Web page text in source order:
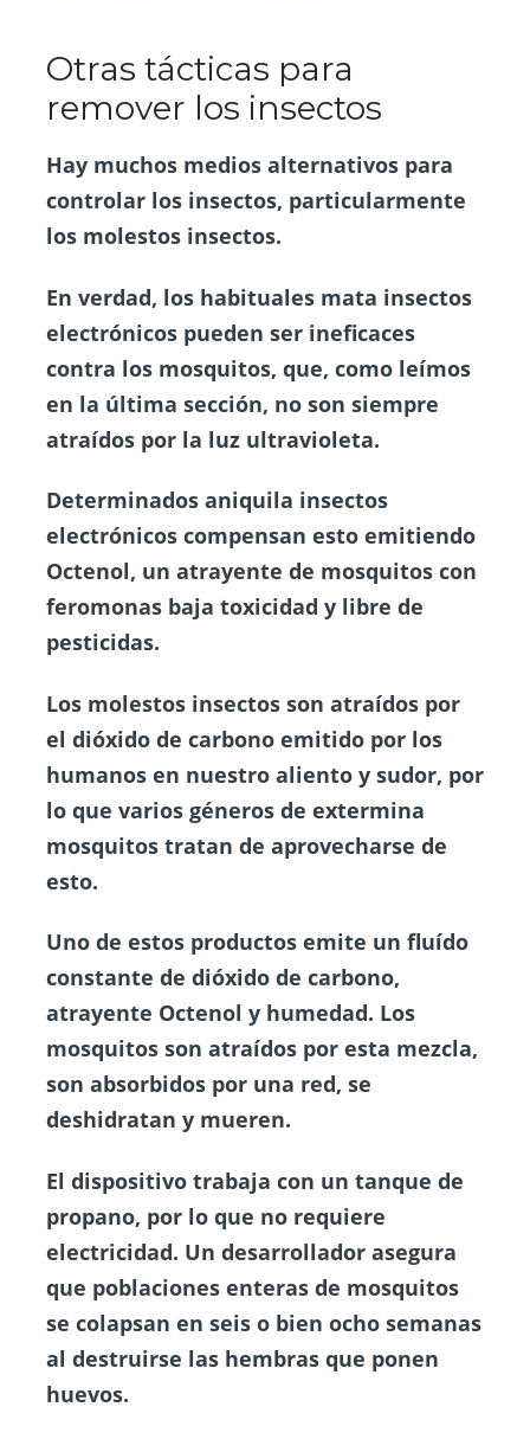
Otras tácticas para
remover los insectos
Hay muchos medios alternativos para
controlar los insectos, particularmente
los molestos insectos.
En verdad, los habituales mata insectos
electrónicos pueden ser ineficaces
contra los mosquitos, que, como leímos
en la última sección, no son siempre
atraídos por la luz ultravioleta.
Determinados aniquila insectos
electrónicos compensan esto emitiendo
Octenol, un atrayente de mosquitos con
feromonas baja toxicidad y libre de
pesticidas.
Los molestos insectosson atraídos por
el dióxido de carbono emitido por los
humanos en nuestro aliento y sudor, por
lo que varios géneros de extermina
mosquitos tratan de aprovecharse de
esto.
Uno de estos productos emite un fluído
constante de dióxido de carbono,
atrayente Octenol y humedad. Los
mosquitos son atraídos por esta mezcla,
son absorbidos por una red, se
deshidratan y mueren.
El dispositivo trabaja con un tanque de
propano, por lo que no requiere
electricidad. Un desarrollador asegura
que poblaciones enteras de mosquitos
se colapsan en seis o bien ocho semanas
al destruirse las hembras que ponen
huevos.